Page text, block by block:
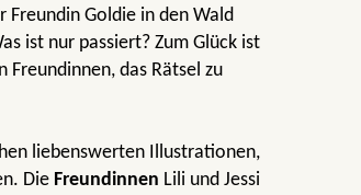
Freundin Goldie in den Wald
ist nur passiert? Zum Glück ist
das Rätsel zu
liebenswerten Illustrationen,
Die Freundinnen Lili und Jessi